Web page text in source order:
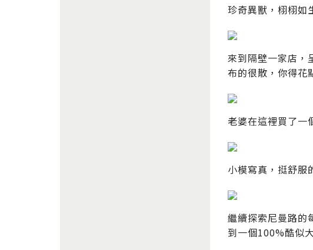
珍奇異獸，栩栩如
來到隔壁一家店，
布的很散，你得花
老婆在這裡買了一
小模寫真，挺舒服
繼續探索尼曼路的
到一個100%酷似